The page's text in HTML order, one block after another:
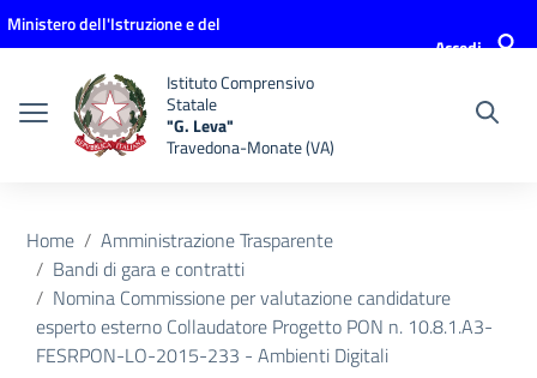
Vai ai contenuti
Vai al menu di navigazione
Vai al footer
Ministero dell'Istruzione e del
Accedi
Istituto Comprensivo
Statale
"G. Leva"
Travedona-Monate (VA)
Home
Amministrazione Trasparente
Bandi di gara e contratti
Nomina Commissione per valutazione candidature
esperto esterno Collaudatore Progetto PON n. 10.8.1.A3-
FESRPON-LO-2015-233 - Ambienti Digitali